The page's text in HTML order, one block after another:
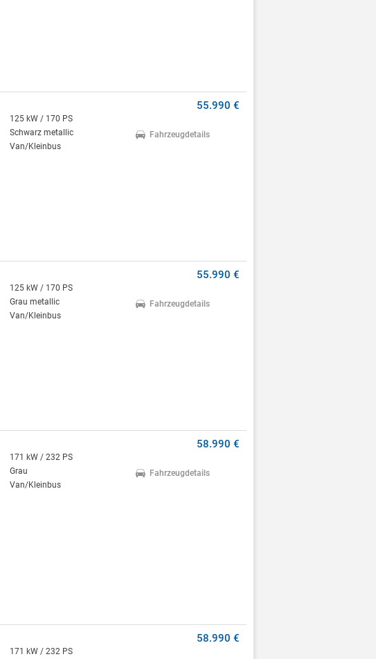
125 kW / 170 PS
Schwarz metallic
Van/Kleinbus
55.990 €
Fahrzeugdetails
125 kW / 170 PS
Grau metallic
Van/Kleinbus
55.990 €
Fahrzeugdetails
171 kW / 232 PS
Grau
Van/Kleinbus
58.990 €
Fahrzeugdetails
171 kW / 232 PS
58.990 €